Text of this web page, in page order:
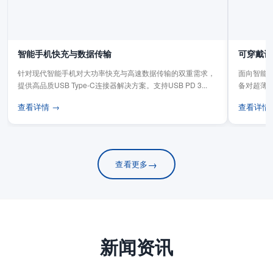
智能手机快充与数据传输
针对现代智能手机对大功率快充与高速数据传输的双重需求，
提供高品质USB Type-C连接器解决方案。支持USB PD 3...
查看详情 →
可穿戴
面向智能
备对超薄
查看详
查看更多→
新闻资讯